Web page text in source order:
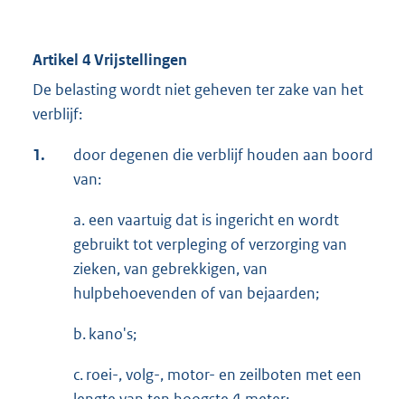
Artikel 4 Vrijstellingen
De belasting wordt niet geheven ter zake van het
verblijf:
1.
door degenen die verblijf houden aan boord
van:
a. een vaartuig dat is ingericht en wordt
gebruikt tot verpleging of verzorging van
zieken, van gebrekki­gen, van
hulpbehoevenden of van bejaarden;
b. kano's;
c. roei-, volg-, motor- en zeilboten met een